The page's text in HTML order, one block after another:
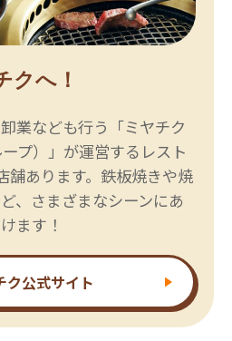
クへ！
業なども行う「ミヤチク
ープ）」が運営するレスト
舗あります。鉄板焼きや焼
、さまざまなシーンにあ
ます！
ク公式サイト